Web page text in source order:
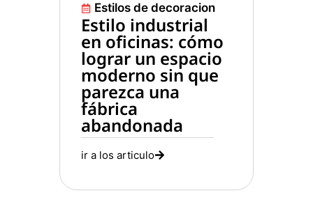
Estilos de decoracion
Estilo industrial
en oficinas: cómo
lograr un espacio
moderno sin que
parezca una
fábrica
abandonada
ir a los articulo